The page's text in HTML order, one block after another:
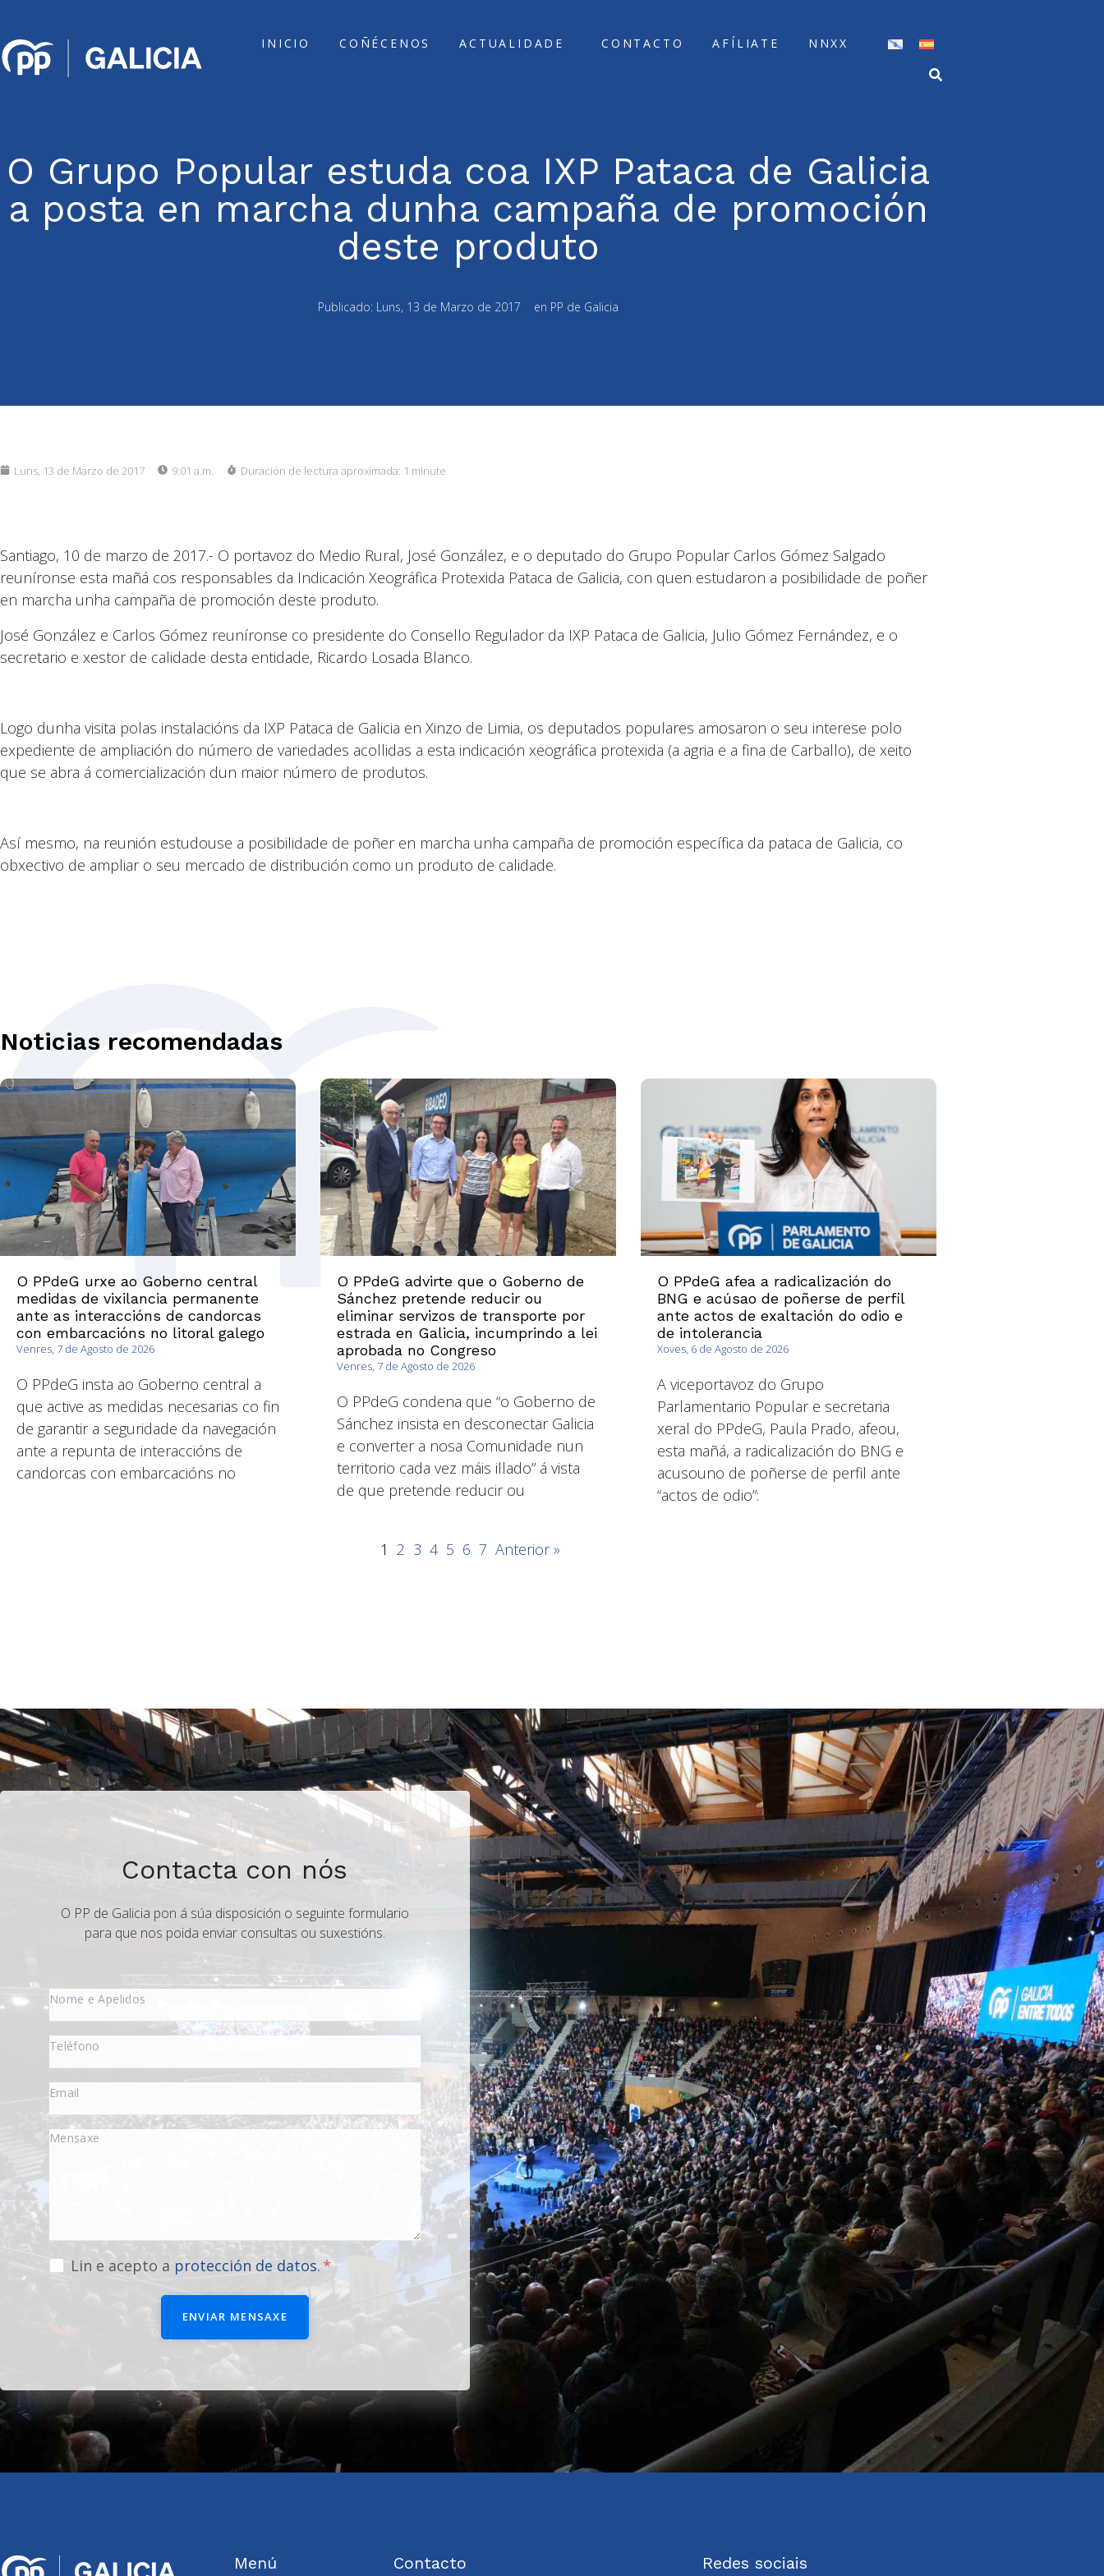
INICIO COÑÉCENOS ACTUALIDADE CONTACTO AFÍLIATE NNXX
O Grupo Popular estuda coa IXP Pataca de Galicia
a posta en marcha dunha campaña de promoción
deste produto
Publicado: Luns, 13 de Marzo de 2017 en PP de Galicia
Luns, 13 de Marzo de 2017 9:01 a.m. Duración de lectura aproximada: 1 minute
Santiago, 10 de marzo de 2017.- O portavoz do Medio Rural, José González, e o deputado do Grupo Popular Carlos Gómez Salgado
reuníronse esta mañá cos responsables da Indicación Xeográfica Protexida Pataca de Galicia, con quen estudaron a posibilidade de poñer
en marcha unha campaña de promoción deste produto.
José González e Carlos Gómez reuníronse co presidente do Consello Regulador da IXP Pataca de Galicia, Julio Gómez Fernández, e o
secretario e xestor de calidade desta entidade, Ricardo Losada Blanco.
Logo dunha visita polas instalacións da IXP Pataca de Galicia en Xinzo de Limia, os deputados populares amosaron o seu interese polo
expediente de ampliación do número de variedades acollidas a esta indicación xeográfica protexida (a agria e a fina de Carballo), de xeito
que se abra á comercialización dun maior número de produtos.
Así mesmo, na reunión estudouse a posibilidade de poñer en marcha unha campaña de promoción específica da pataca de Galicia, co
obxectivo de ampliar o seu mercado de distribución como un produto de calidade.
Noticias recomendadas
O PPdeG urxe ao Goberno central
medidas de vixilancia permanente
ante as interaccións de candorcas
con embarcacións no litoral galego
Venres, 7 de Agosto de 2026
O PPdeG insta ao Goberno central a
que active as medidas necesarias co fin
de garantir a seguridade da navegación
ante a repunta de interaccións de
candorcas con embarcacións no
O PPdeG advirte que o Goberno de
Sánchez pretende reducir ou
eliminar servizos de transporte por
estrada en Galicia, incumprindo a lei
aprobada no Congreso
Venres, 7 de Agosto de 2026
O PPdeG condena que “o Goberno de
Sánchez insista en desconectar Galicia
e converter a nosa Comunidade nun
territorio cada vez máis illado” á vista
de que pretende reducir ou
O PPdeG afea a radicalización do
BNG e acúsao de poñerse de perfil
ante actos de exaltación do odio e
de intolerancia
Xoves, 6 de Agosto de 2026
A viceportavoz do Grupo
Parlamentario Popular e secretaria
xeral do PPdeG, Paula Prado, afeou,
esta mañá, a radicalización do BNG e
acusouno de poñerse de perfil ante
“actos de odio”:
1 2 3 4 5 6 7 Anterior »
Contacta con nós
O PP de Galicia pon á súa disposición o seguinte formulario
para que nos poida enviar consultas ou suxestións.
Lin e acepto a protección de datos.
ENVIAR MENSAXE
Menú Contacto Redes sociais